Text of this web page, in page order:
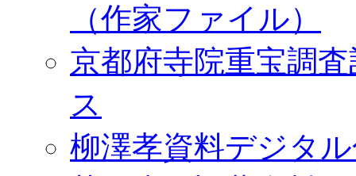
（作家ファイル）
京都府寺院重宝調
ス
柳澤孝資料デジタ